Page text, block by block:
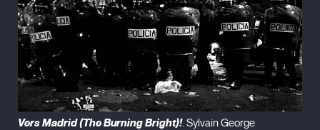
Vers Madrid (The Burning Bright)!. Sylvain George